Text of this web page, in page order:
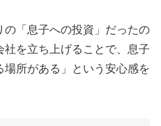
「息子への投資」だったの
を立ち上げることで、息子
所がある」という安心感を